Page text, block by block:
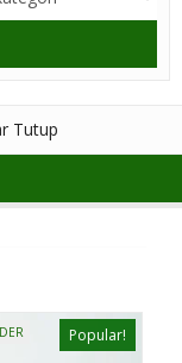
Tutup
Popular!